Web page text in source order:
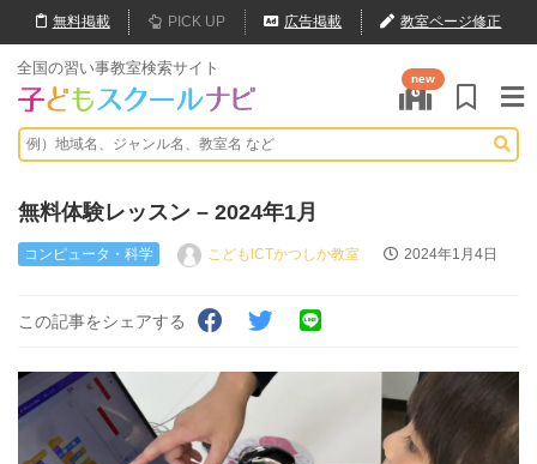
無料掲載 PICK UP 広告掲載 教室ページ修正
全国の習い事教室検索サイト
new
無料体験レッスン – 2024年1月
コンピュータ・科学 こどもICTかつしか教室 2024年1月4日
この記事をシェアする